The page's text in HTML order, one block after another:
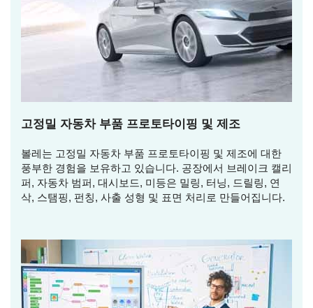
고정밀 자동차 부품 프로토타이핑 및 제조
볼레는 고정밀 자동차 부품 프로토타이핑 및 제조에 대한
풍부한 경험을 보유하고 있습니다. 공장에서 브레이크 캘리
퍼, 자동차 범퍼, 대시보드, 미등은 밀링, 터닝, 드릴링, 연
삭, 스탬핑, 펀칭, 사출 성형 및 표면 처리로 만들어집니다.